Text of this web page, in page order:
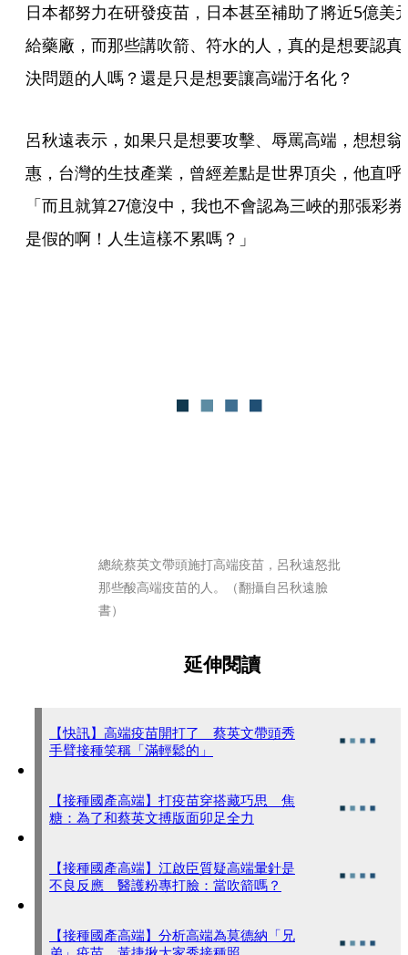
日本都努力在研發疫苗，日本甚至補助了將近5億美
給藥廠，而那些講吹箭、符水的人，真的是想要認真
決問題的人嗎？還是只是想要讓高端汙名化？
呂秋遠表示，如果只是想要攻擊、辱罵高端，想想翁
惠，台灣的生技產業，曾經差點是世界頂尖，他直呼
「而且就算27億沒中，我也不會認為三峽的那張彩券
是假的啊！人生這樣不累嗎？」
總統蔡英文帶頭施打高端疫苗，呂秋遠怒批
那些酸高端疫苗的人。（翻攝自呂秋遠臉
書）
延伸閱讀
【快訊】高端疫苗開打了 蔡英文帶頭秀
手臂接種笑稱「滿輕鬆的」
【接種國產高端】打疫苗穿搭藏巧思 焦
糖：為了和蔡英文搏版面卯足全力
【接種國產高端】江啟臣質疑高端暈針是
不良反應 醫護粉專打臉：當吹箭嗎？
【接種國產高端】分析高端為莫德納「兄